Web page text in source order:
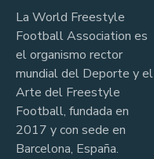
La World Freestyle
Football Association es
el organismo rector
mundial del Deporte y el
Arte del Freestyle
Football, fundada en
2017 y con sede en
Barcelona, España.